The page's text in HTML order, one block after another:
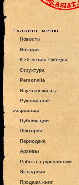
Главное меню
Новости
История
К 80-летию Победы
Структура
Personalia
Научная жизнь
Рукописные
сокровища
Публикации
Лекторий
Периодика
Архивы
Работа с рукописями
Экскурсии
Продажа книг